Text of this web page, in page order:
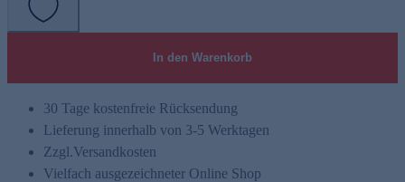
In den Warenkorb
30 Tage kostenfreie Rücksendung
Lieferung innerhalb von 3-5 Werktagen
Zzgl.Versandkosten
Vielfach ausgezeichneter Online Shop